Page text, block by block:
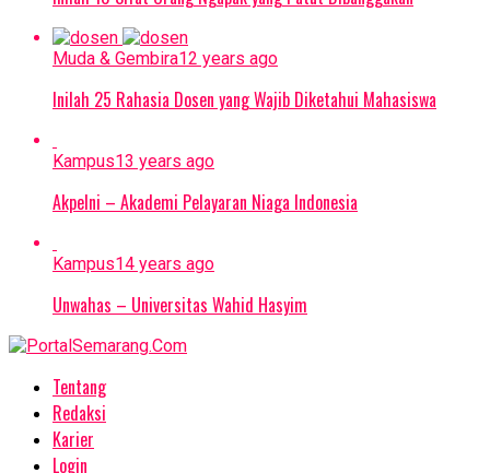
Muda & Gembira12 years ago
Inilah 25 Rahasia Dosen yang Wajib Diketahui Mahasiswa
Kampus13 years ago
Akpelni – Akademi Pelayaran Niaga Indonesia
Kampus14 years ago
Unwahas – Universitas Wahid Hasyim
Tentang
Redaksi
Karier
Login